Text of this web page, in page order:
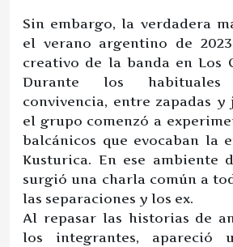
Sin embargo, la verdadera
el verano argentino de
creativo de la banda en Los
Durante los
convivencia, entre zapadas y
el grupo comenzó a
balcánicos que evocaban la
Kusturica. En ese ambiente
surgió una charla común a
las separaciones y los ex.
Al repasar las historias de
los integrantes, apareció